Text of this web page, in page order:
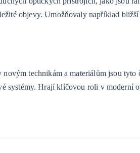
objevy. Umožňovaly například
technikám a materiálům jsou tyto
systémy. Hrají klíčovou roli v moderní